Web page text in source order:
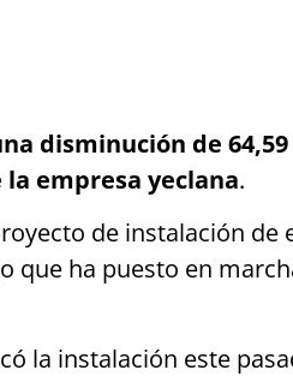
disminución de
empresa yeclana.
de instalación
que ha puesto en
la instalación este